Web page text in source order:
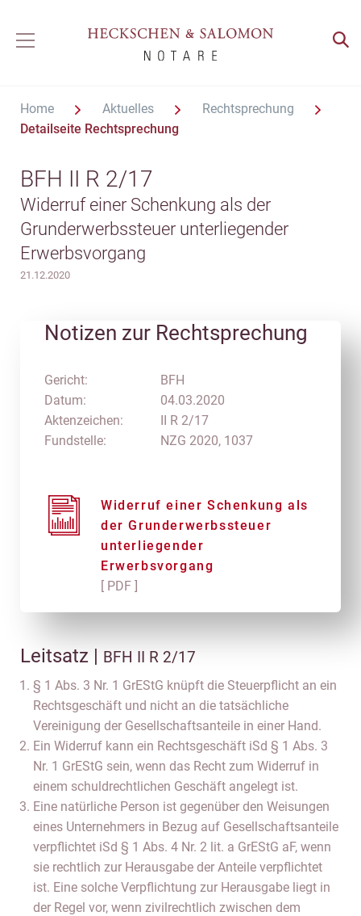
Home Aktuelles
Rechtsprechung
Detailseite Rechtsprechung
BFH II R 2/17
Widerruf einer Schenkung als der
Grunderwerbssteuer unterliegender
Erwerbsvorgang
21.12.2020
Notizen zur Rechtsprechung
Gericht:
Datum:
Aktenzeichen:
Fundstelle:
BFH
04.03.2020
II R 2/17
NZG 2020, 1037
Widerruf einer Schenkung als
der Grunderwerbssteuer
unterliegender
Erwerbsvorgang
[ PDF ]
Leitsatz | BFH II R 2/17
§ 1 Abs. 3 Nr. 1 GrEStG knüpft die Steuerpflicht an ein
Rechtsgeschäft und nicht an die tatsächliche
Vereinigung der Gesellschaftsanteile in einer Hand.
Ein Widerruf kann ein Rechtsgeschäft iSd § 1 Abs. 3
Nr. 1 GrEStG sein, wenn das Recht zum Widerruf in
einem schuldrechtlichen Geschäft angelegt ist.
Eine natürliche Person ist gegenüber den Weisungen
eines Unternehmers in Bezug auf Gesellschaftsanteile
verpflichtet iSd § 1 Abs. 4 Nr. 2 lit. a GrEStG aF, wenn
sie rechtlich zur Herausgabe der Anteile verpflichtet
ist. Eine solche Verpflichtung zur Herausgabe liegt in
der Regel vor, wenn zivilrechtlich zwischen dem